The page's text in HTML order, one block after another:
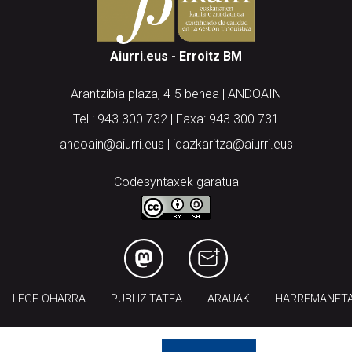
Aiurri.eus - Erroitz BM
Arantzibia plaza, 4-5 behea | ANDOAIN
Tel.: 943 300 732 | Faxa: 943 300 731
andoain@aiurri.eus | idazkaritza@aiurri.eus
Codesyntaxek garatua
LEGE OHARRA PUBLIZITATEA ARAUAK